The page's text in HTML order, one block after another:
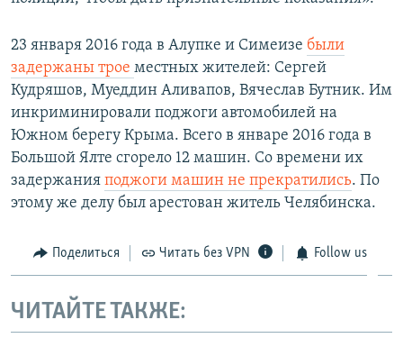
23 января 2016 года в Алупке и Симеизе были
задержаны трое местных жителей: Сергей
Кудряшов, Муеддин Аливапов, Вячеслав Бутник. Им
инкриминировали поджоги автомобилей на
Южном берегу Крыма. Всего в январе 2016 года в
Большой Ялте сгорело 12 машин. Со времени их
задержания поджоги машин не прекратились. По
этому же делу был арестован житель Челябинска.
Поделиться Читать без VPN Follow us
ЧИТАЙТЕ ТАКЖЕ: